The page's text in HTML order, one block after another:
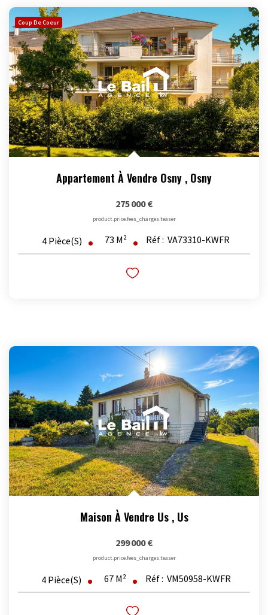
Coup De Coeur
Appartement À Vendre Osny , Osny
275 000 €
product.price.fees_charges.teaser
4 Pièce(s) 73 M² Réf : VA73310-KWFR
Maison À Vendre Us , Us
299 000 €
product.price.fees_charges.teaser
4 Pièce(s) 67 M² Réf : VM50958-KWFR